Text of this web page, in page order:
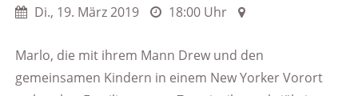
Di., 19. März 2019 18:00 Uhr
Marlo, die mit ihrem Mann Drew und den
gemeinsamen Kindern in einem New Yorker Vorort